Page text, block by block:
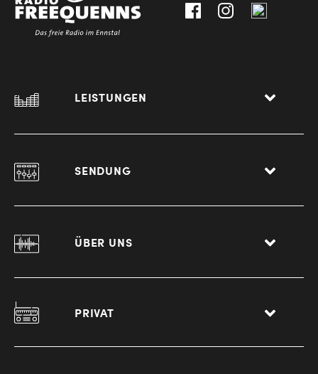
LEISTUNGEN
SENDUNG
ÜBER UNS
PRIVAT